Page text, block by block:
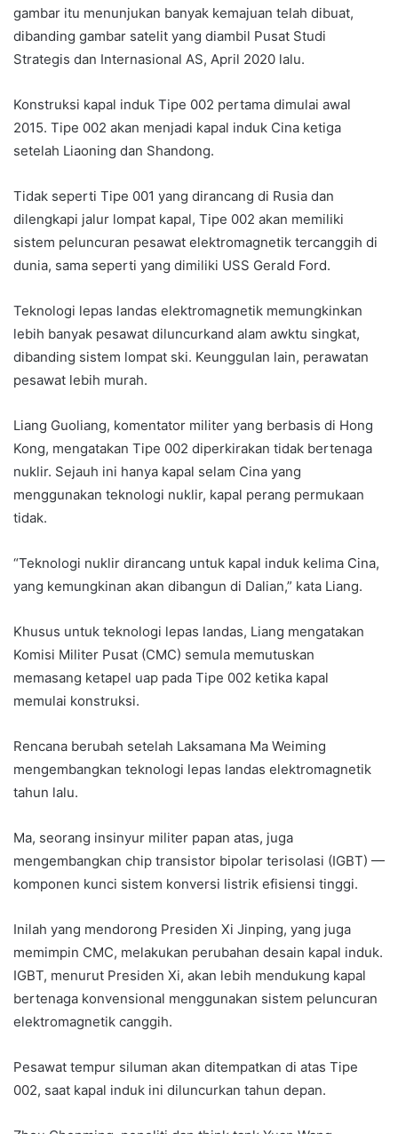
gambar itu menunjukan banyak kemajuan telah dibuat,
dibanding gambar satelit yang diambil Pusat Studi
Strategis dan Internasional AS, April 2020 lalu.
Konstruksi kapal induk Tipe 002 pertama dimulai awal
2015. Tipe 002 akan menjadi kapal induk Cina ketiga
setelah Liaoning dan Shandong.
Tidak seperti Tipe 001 yang dirancang di Rusia dan
dilengkapi jalur lompat kapal, Tipe 002 akan memiliki
sistem peluncuran pesawat elektromagnetik tercanggih di
dunia, sama seperti yang dimiliki USS Gerald Ford.
Teknologi lepas landas elektromagnetik memungkinkan
lebih banyak pesawat diluncurkand alam awktu singkat,
dibanding sistem lompat ski. Keunggulan lain, perawatan
pesawat lebih murah.
Liang Guoliang, komentator militer yang berbasis di Hong
Kong, mengatakan Tipe 002 diperkirakan tidak bertenaga
nuklir. Sejauh ini hanya kapal selam Cina yang
menggunakan teknologi nuklir, kapal perang permukaan
tidak.
“Teknologi nuklir dirancang untuk kapal induk kelima Cina,
yang kemungkinan akan dibangun di Dalian,” kata Liang.
Khusus untuk teknologi lepas landas, Liang mengatakan
Komisi Militer Pusat (CMC) semula memutuskan
memasang ketapel uap pada Tipe 002 ketika kapal
memulai konstruksi.
Rencana berubah setelah Laksamana Ma Weiming
mengembangkan teknologi lepas landas elektromagnetik
tahun lalu.
Ma, seorang insinyur militer papan atas, juga
mengembangkan chip transistor bipolar terisolasi (IGBT) —
komponen kunci sistem konversi listrik efisiensi tinggi.
Inilah yang mendorong Presiden Xi Jinping, yang juga
memimpin CMC, melakukan perubahan desain kapal induk.
IGBT, menurut Presiden Xi, akan lebih mendukung kapal
bertenaga konvensional menggunakan sistem peluncuran
elektromagnetik canggih.
Pesawat tempur siluman akan ditempatkan di atas Tipe
002, saat kapal induk ini diluncurkan tahun depan.